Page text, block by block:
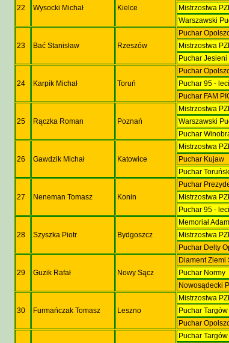
22 Wysocki Michał Kielce Mistrzostwa
Warszawski
23 Bać Stanisław Rzeszów
Puchar
Mistrzostwa
Puchar Jesieni
24 Karpik Michał Toruń
Puchar
Puchar 95 -
Puchar FAM
25 Rączka Roman Poznań
Mistrzostwa
Warszawski
Puchar
26 Gawdzik Michał Katowice
Mistrzostwa
Puchar Kujaw
Puchar
27 Neneman Tomasz Konin
Puchar
Mistrzostwa
Puchar 95 -
28 Szyszka Piotr Bydgoszcz
Memoriał
Mistrzostwa
Puchar Delty
29 Guzik Rafał Nowy Sącz
Diament Ziemi
Puchar Normy
Nowosądecki
30 Furmańczak Tomasz Leszno
Mistrzostwa
Puchar
Puchar
Puchar